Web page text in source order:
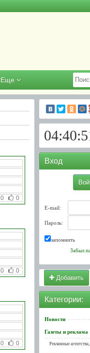
Еще
0 0
0 0
0 0
Вход
E-mail:
Пароль:
запомнить
Забыл
Добавить
Категории:
Новости
Газеты и реклама
Рекламные